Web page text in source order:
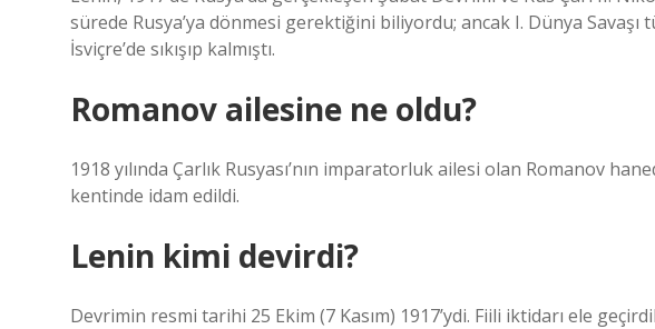
sürede Rusya’ya dönmesi gerektiğini biliyordu; ancak I. Dünya Savaşı
İsviçre’de sıkışıp kalmıştı.
Romanov ailesine ne oldu?
1918 yılında Çarlık Rusyası’nın imparatorluk ailesi olan Romanov
kentinde idam edildi.
Lenin kimi devirdi?
Devrimin resmi tarihi 25 Ekim (7 Kasım) 1917’ydi. Fiili iktidarı ele